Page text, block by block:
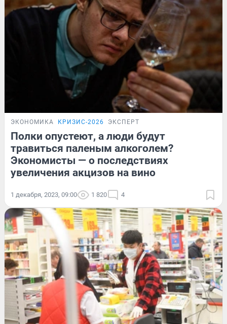
ЭКОНОМИКА КРИЗИС-2026 ЭКСПЕРТ
Полки опустеют, а люди будут
травиться паленым алкоголем?
Экономисты — о последствиях
увеличения акцизов на вино
1 декабря, 2023, 09:00 1 820 4